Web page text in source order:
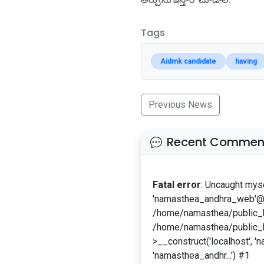
Tags
Aidmk candidate having
Previous News
Recent
Fatal error: Uncaught
/home/namasthea/
/home/namasthea/
>__construct('localhost',
'namasthea_andhr...') #1